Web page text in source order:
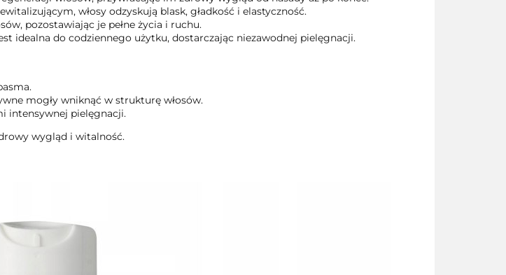
włosy odzyskują blask, gładkość i elastyczność.
pozostawiając je pełne życia i ruchu.
idealna do codziennego użytku, dostarczając niezawodnej pielęgnacji.
mogły wniknąć w strukturę włosów.
intensywnej pielęgnacji.
wygląd i witalność.